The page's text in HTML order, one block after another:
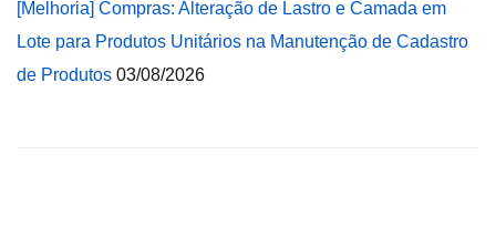
[Melhoria] Compras: Alteração de Lastro e Camada em
Lote para Produtos Unitários na Manutenção de Cadastro
de Produtos 03/08/2026